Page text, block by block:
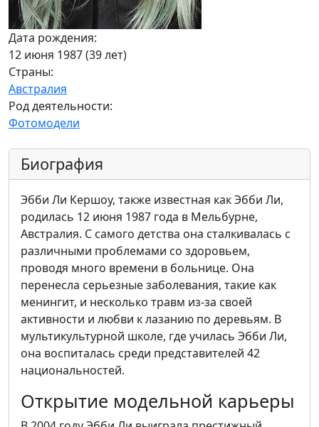
Дата рождения:
12 июня 1987 (39 лет)
Страны:
Австралия
Род деятельности:
Фотомодели
Биография
Эбби Ли Кершоу, также известная как Эбби Ли,
родилась 12 июня 1987 года в Мельбурне,
Австралия. С самого детства она сталкивалась с
различными проблемами со здоровьем,
проводя много времени в больнице. Она
перенесла серьезные заболевания, такие как
менингит, и несколько травм из-за своей
активности и любви к лазанию по деревьям. В
мультикультурной школе, где училась Эбби Ли,
она воспиталась среди представителей 42
национальностей.
Открытие модельной карьеры